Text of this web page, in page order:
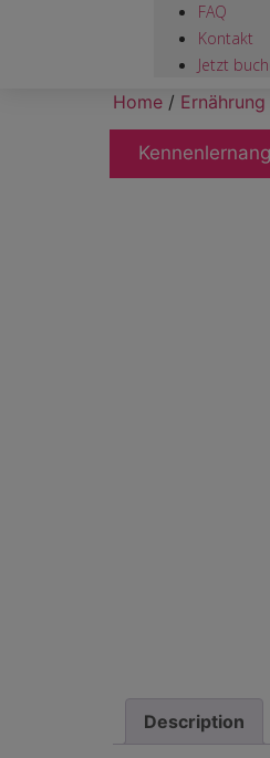
FAQ
Kontakt
Jetzt
Home / Ernährung
Description